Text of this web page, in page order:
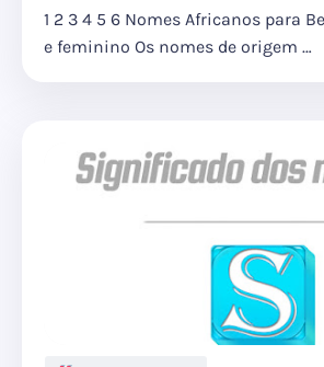
1 2 3 4 5 6 Nomes Africanos para
e feminino Os nomes de origem …